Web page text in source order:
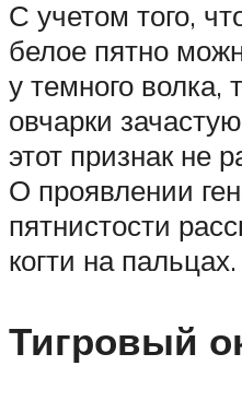
С учетом того,
белое пятно
у темного волка,
овчарки
этот признак не
О проявлении
пятнистости
когти на пальцах.
Тигровый